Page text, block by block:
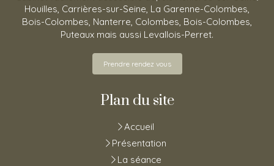
Houilles, Carrières-sur-Seine, La Garenne-Colombes,
Bois-Colombes, Nanterre, Colombes, Bois-Colombes,
Puteaux mais aussi Levallois-Perret.
Prendre rendez vous
Plan du site
Accueil
Présentation
La séance